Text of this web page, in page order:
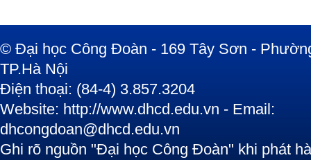
© Đại học Công Đoàn - 169 Tây Sơn -
TP.Hà Nội
Điện thoại: (84-4) 3.857.3204
Website: http://www.dhcd.edu.vn - Email:
dhcongdoan@dhcd.edu.vn
Ghi rõ nguồn "Đại học Công Đoàn" khi phát